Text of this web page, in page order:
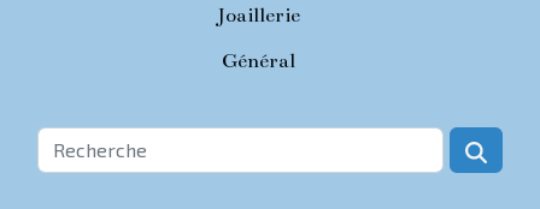
Joaillerie
Général